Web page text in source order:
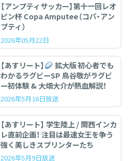
【アンプティサッカー】第十一回レオ
ピン杯 Copa Amputee（コパ・アン
プティ）
2026年05月22日
【あすリート】
拡大版 初心者でも
わかるラグビーSP 鳥谷敬がラグビ
ー初体験 & 大畑大介が熱血解説！
2026年5月16日放送
【あすリート】 学生陸上 / 関西インカ
レ直前企画！ 注目は最速女王を争う
強く美しきスプリンターたち
2026年5月9日放送